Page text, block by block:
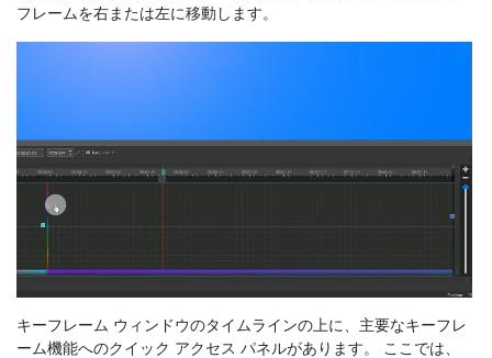
フレームを右または左に移動します。
キーフレーム ウィンドウのタイムラインの上に、主要なキーフレ
ーム機能へのクイック アクセス パネルがあります。 ここでは、